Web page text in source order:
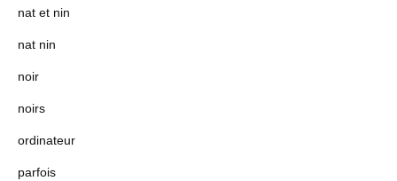
nat et nin
nat nin
noir
noirs
ordinateur
parfois